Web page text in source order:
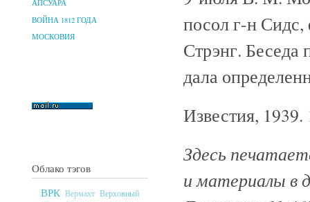
АПСУАРА
ВОЙНА 1812 ГОДА
МОСКОВИЯ
Облако тэгов
ВРК Вермахт Верховный
посол г-н
Стрэнг. Беседа
дала
Известия,
Здесь
и материалы в